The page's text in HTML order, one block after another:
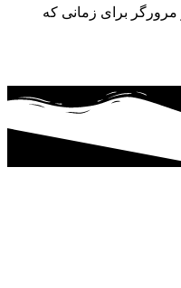
مرورگر برای زمانی که